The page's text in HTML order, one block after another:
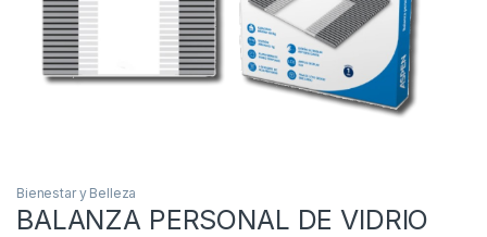
Bienestar y Belleza
BALANZA PERSONAL DE VIDRIO